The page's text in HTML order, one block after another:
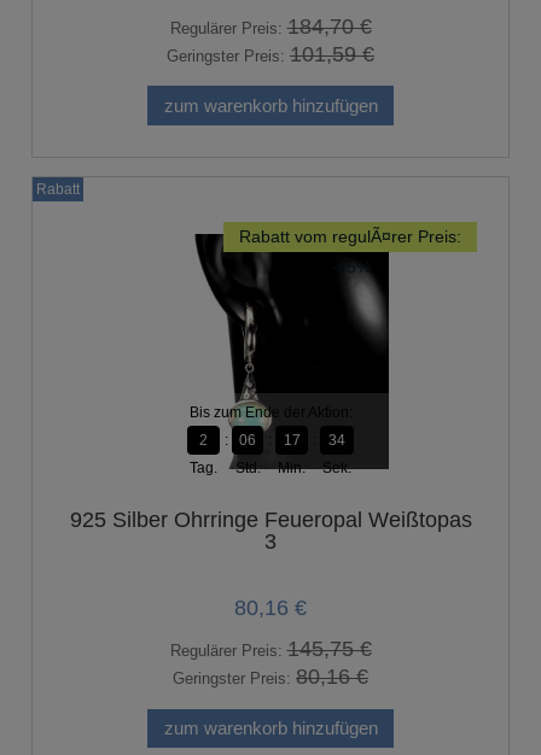
Regulärer Preis:184,70 €
Geringster Preis: 101,59 €
zum warenkorb hinzufügen
Rabatt vom regulÃ¤rer Preis:
-45%
Bis zum Ende der Aktion:
2
Tag.
06
Std.
17
Min.
33
Sek.
925 Silber Ohrringe Feueropal Weißtopas
3
80,16 €
Regulärer Preis:145,75 €
Geringster Preis: 80,16 €
zum warenkorb hinzufügen
Rabatt